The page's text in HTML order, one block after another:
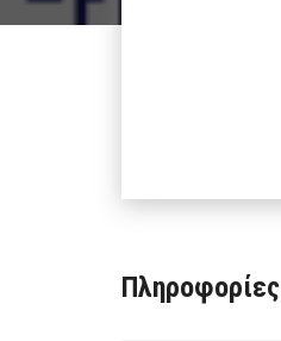
Πληροφορίες